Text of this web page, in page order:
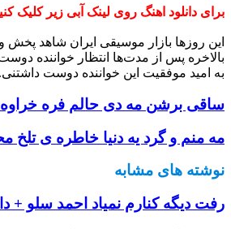
برای دانلود اهنگ روی لینک آبی زیر کلیک
این روزها بازار موسیقی ایران شاهد
بالاخره پس از مدت‌ها انتظار خواننده
به امید موفقیت این خواننده دوست
ساقی برشن مه دی حالم فره خراوه
مه منم و گرد یه دنیا خاطره ی تلخ
نوشته های مشابه
رفت دیگه کنارم نمیاد احمد سلو +